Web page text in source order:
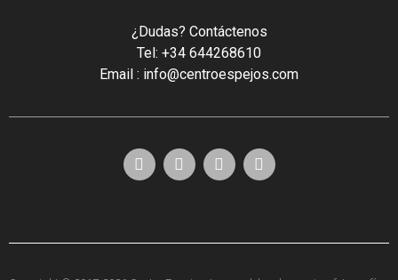
¿Dudas? Contáctenos
Tel: +34 644268610
Email : info@centroespejos.com